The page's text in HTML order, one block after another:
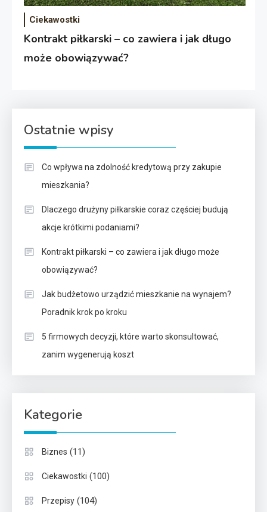
Ciekawostki
Kontrakt piłkarski – co zawiera i jak długo
może obowiązywać?
Ostatnie wpisy
Co wpływa na zdolność kredytową przy zakupie
mieszkania?
Dlaczego drużyny piłkarskie coraz częściej budują
akcje krótkimi podaniami?
Kontrakt piłkarski – co zawiera i jak długo może
obowiązywać?
Jak budżetowo urządzić mieszkanie na wynajem?
Poradnik krok po kroku
5 firmowych decyzji, które warto skonsultować,
zanim wygenerują koszt
Kategorie
Biznes (11)
Ciekawostki (100)
Przepisy (104)